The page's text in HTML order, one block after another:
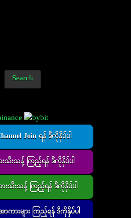
Search
Join ရန် ဒီကိုနှိပ်ပါ
းသီးသန့် ကြည့်ရန် ဒီကိုနှိပ်ပါ
ားသီးသန့် ကြည့်ရန် ဒီကိုနှိပ်ပါ
ာကားများ ကြည့်ရန် ဒီကိုနှိပ်ပါ